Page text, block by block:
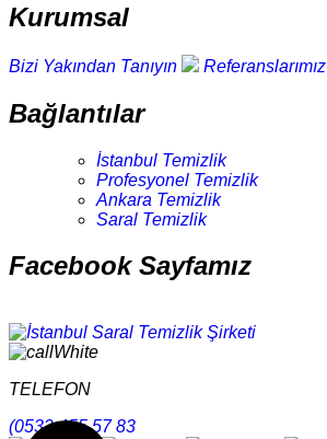
Kurumsal
Bizi Yakından Tanıyın Referanslarımız
Bağlantılar
İstanbul Temizlik
Profesyonel Temizlik
Ankara Temizlik
Saral Temizlik
Facebook Sayfamız
TELEFON
(0532 455 57 83